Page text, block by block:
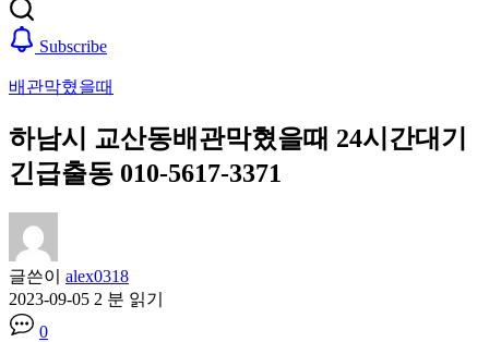
Subscribe
배관막혔을때
하남시 교산동배관막혔을때 24시간대기
긴급출동 010-5617-3371
글쓴이 alex0318
2023-09-05 2 분 읽기
0